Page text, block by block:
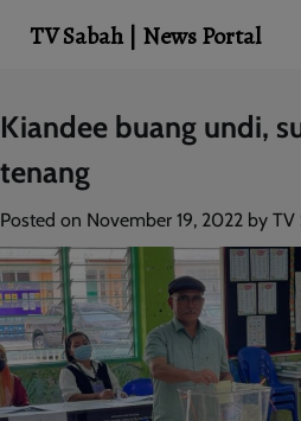
Skip
to
content
Kiandee buang undi,
tenang
Posted on November 19, 2022 by TV
TV Sabah | News Portal